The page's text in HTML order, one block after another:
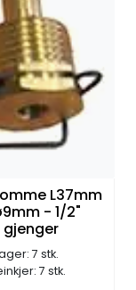
L37mm
- 1/2"
gjenger
7 stk.
7 stk.